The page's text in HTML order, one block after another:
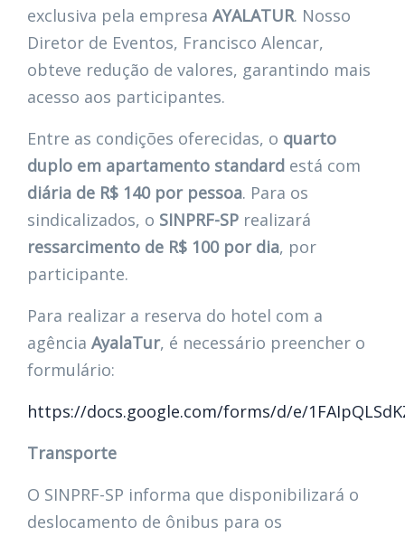
exclusiva pela empresa AYALATUR. Nosso
Diretor de Eventos, Francisco Alencar,
obteve redução de valores, garantindo mais
acesso aos participantes.
Entre as condições oferecidas, o quarto
duplo em apartamento standard está com
diária de R$ 140 por pessoa. Para os
sindicalizados, o SINPRF-SP realizará
ressarcimento de R$ 100 por dia, por
participante.
Para realizar a reserva do hotel com a
agência AyalaTur, é necessário preencher o
formulário:
https://docs.google.com/forms/d/e/
Transporte
O SINPRF-SP informa que disponibilizará o
deslocamento de ônibus para os